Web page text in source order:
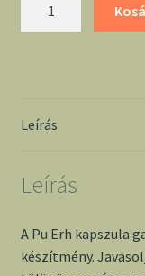
mennyiség
Leírás
Leírás
A Pu Erh kapszula
készítmény.